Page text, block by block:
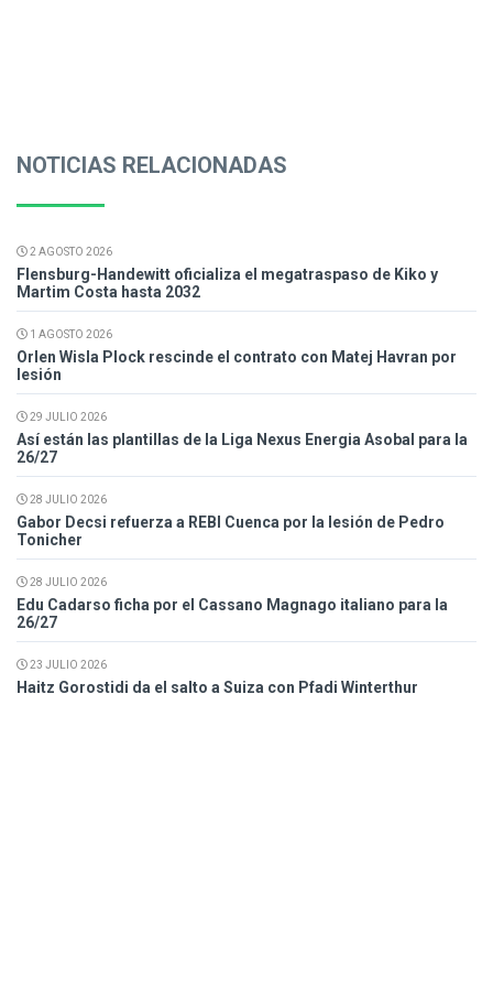
NOTICIAS RELACIONADAS
2 AGOSTO 2026
Flensburg-Handewitt oficializa el megatraspaso de Kiko y
Martim Costa hasta 2032
1 AGOSTO 2026
Orlen Wisla Plock rescinde el contrato con Matej Havran por
lesión
29 JULIO 2026
Así están las plantillas de la Liga Nexus Energia Asobal para la
26/27
28 JULIO 2026
Gabor Decsi refuerza a REBI Cuenca por la lesión de Pedro
Tonicher
28 JULIO 2026
Edu Cadarso ficha por el Cassano Magnago italiano para la
26/27
23 JULIO 2026
Haitz Gorostidi da el salto a Suiza con Pfadi Winterthur